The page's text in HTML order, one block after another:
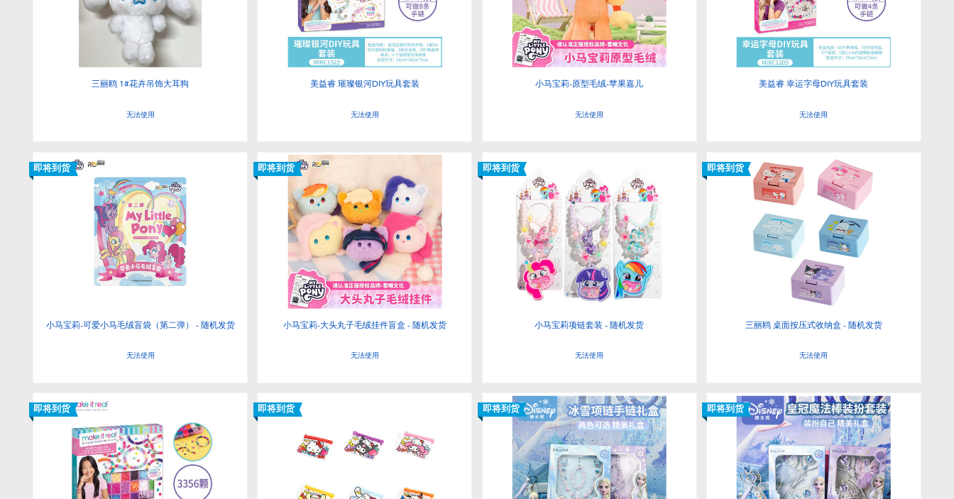
三丽鸥 1#花卉吊饰大耳狗
无法使用
美益睿 璀璨银河DIY玩具套装
无法使用
小马宝莉-原型毛绒-苹果嘉儿
无法使用
美益睿 幸运字母DIY玩具套装
无法使用
即将到货
小马宝莉-可爱小马毛绒盲袋（第二弹） - 随机发货
无法使用
即将到货
小马宝莉-大头丸子毛绒挂件盲盒 - 随机发货
无法使用
即将到货
小马宝莉项链套装 - 随机发货
无法使用
即将到货
三丽鸥 桌面按压式收纳盒 - 随机发货
无法使用
即将到货 即将到货 即将到货 即将到货